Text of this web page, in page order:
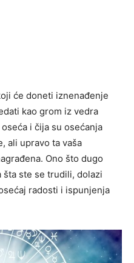
će doneti iznenađenje
kao grom iz vedra
i čija su osećanja
ali upravo ta vaša
Ono što dugo
šta ste se trudili, dolazi
radosti i ispunjenja